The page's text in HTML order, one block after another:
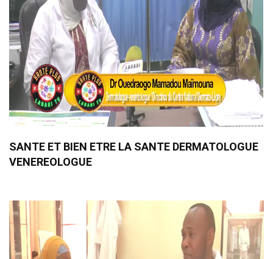
SANTE ET BIEN ETRE LA SANTE DERMATOLOGUE
VENEREOLOGUE